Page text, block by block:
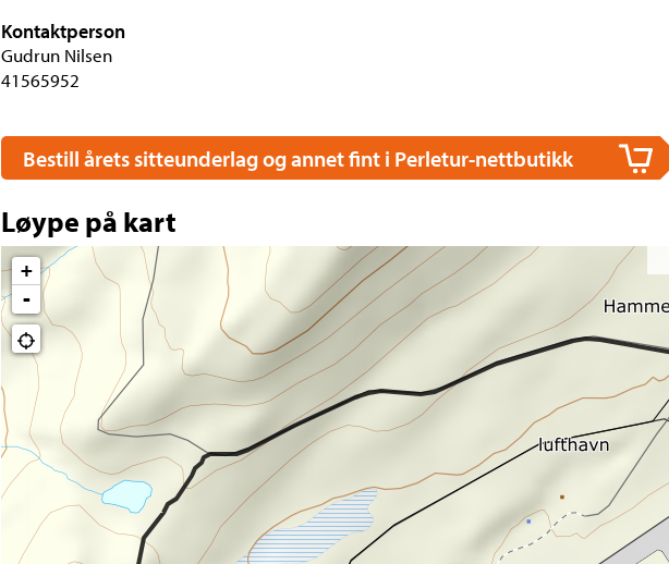
Kontaktperson
Gudrun Nilsen
41565952
Bestill årets sitteunderlag og annet fint i Perletur-nettbutikk
Løype på kart
+
-